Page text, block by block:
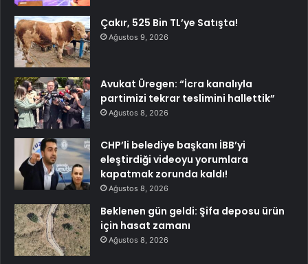
Çakır, 525 Bin TL’ye Satışta!
Ağustos 9, 2026
Avukat Üregen: “İcra kanalıyla
partimizi tekrar teslimini hallettik”
Ağustos 8, 2026
CHP’li belediye başkanı İBB’yi
eleştirdiği videoyu yorumlara
kapatmak zorunda kaldı!
Ağustos 8, 2026
Beklenen gün geldi: Şifa deposu ürün
için hasat zamanı
Ağustos 8, 2026